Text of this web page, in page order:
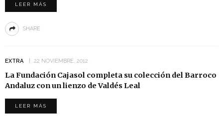
LEER MÁS
SHARE
EXTRA 22 NOVIEMBRE, 2012
La Fundación Cajasol completa su colección del Barroco
Andaluz con un lienzo de Valdés Leal
LEER MÁS